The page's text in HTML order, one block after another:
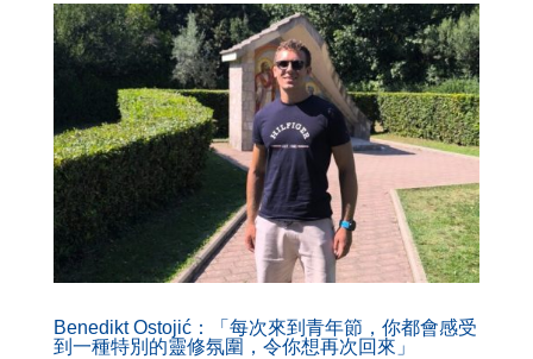
Benedikt Ostojić：「每次來到青年節，你都會感受
到一種特別的靈修氛圍，令你想再次回來」